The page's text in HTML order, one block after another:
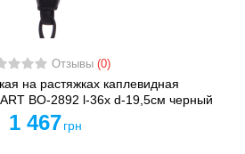
Отзывы (0)
на растяжках каплевидная
BO-2892 l-36x d-19,5см черный
1 467 грн